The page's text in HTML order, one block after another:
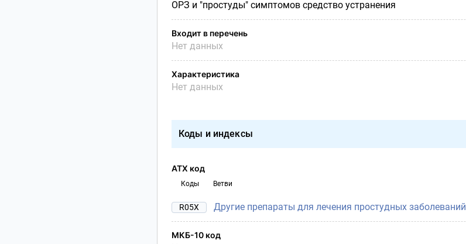
ОРЗ и "простуды" симптомов средство устранения
Входит в перечень
Нет данных
Характеристика
Нет данных
Коды и индексы
АТХ код
Коды Ветви
R05X Другие препараты для лечения простудных заболеваний
МКБ-10 код